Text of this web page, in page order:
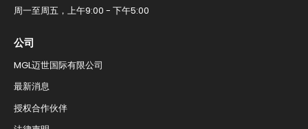
周一至周五，上午9:00 - 下午5:00​
公司
MGL迈世国际有限公司
最新消息​
授权合作伙伴​